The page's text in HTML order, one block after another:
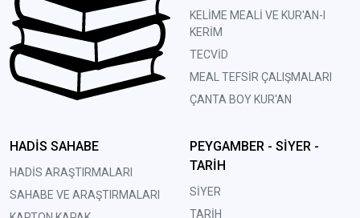
KELİME MEALİ VE KUR'AN-I
KERİM
TECVİD
MEAL TEFSİR ÇALIŞMALARI
ÇANTA BOY KUR'AN
HADİS SAHABE
HADİS ARAŞTIRMALARI
SAHABE VE ARAŞTIRMALARI
PEYGAMBER - SİYER -
TARİH
SİYER
TARİH